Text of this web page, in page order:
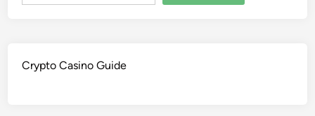
Crypto Casino Guide